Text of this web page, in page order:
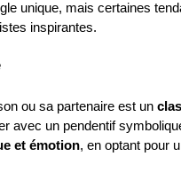
unique, mais certaines
inspirantes.
ou sa partenaire est un
avec un pendentif
et émotion, en optant pour